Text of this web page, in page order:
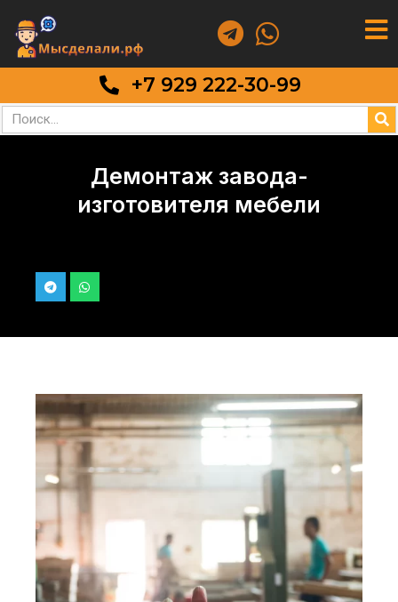
+7 929 222-30-99
Демонтаж завода-
изготовителя мебели